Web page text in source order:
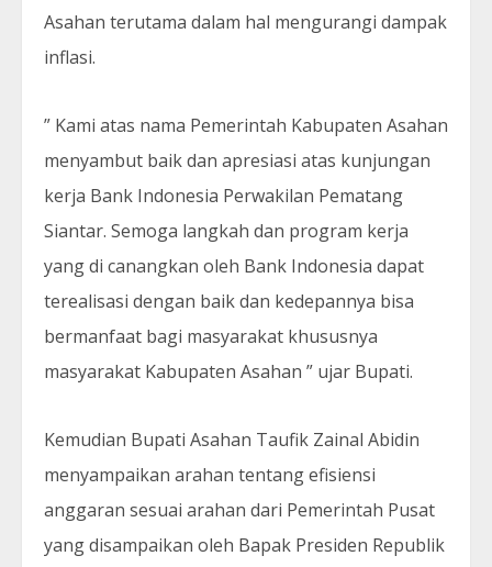
Asahan terutama dalam hal mengurangi dampak
inflasi.
” Kami atas nama Pemerintah Kabupaten Asahan
menyambut baik dan apresiasi atas kunjungan
kerja Bank Indonesia Perwakilan Pematang
Siantar. Semoga langkah dan program kerja
yang di canangkan oleh Bank Indonesia dapat
terealisasi dengan baik dan kedepannya bisa
bermanfaat bagi masyarakat khususnya
masyarakat Kabupaten Asahan ” ujar Bupati.
Kemudian Bupati Asahan Taufik Zainal Abidin
menyampaikan arahan tentang efisiensi
anggaran sesuai arahan dari Pemerintah Pusat
yang disampaikan oleh Bapak Presiden Republik